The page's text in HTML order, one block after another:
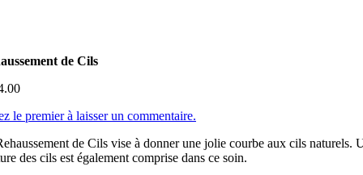
de Cils
le premier à laisser un commentaire.
de Cils vise à donner une jolie courbe aux cils naturels.
des cils est également comprise dans ce soin.